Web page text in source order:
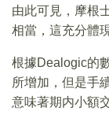
由此可見，摩根
相當，這充分體
根據Dealogic的
所增加，但是手
意味著期内小額